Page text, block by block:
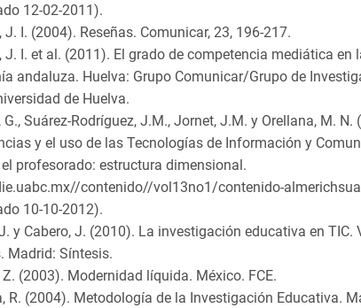
12-02-2011).
J. I. (2004). Reseñas. Comunicar, 23, 196-217.
J. I. et al. (2011). El grado de competencia mediática en
andaluza. Huelva: Grupo Comunicar/Grupo de
de Huelva.
G., Suárez-Rodríguez, J.M., Jornet, J.M. y Orellana, M. N.
y el uso de las Tecnologías de Información y
profesorado: estructura dimensional.
contenido//vol13no1/contenido-
10-10-2012).
y Cabero, J. (2010). La investigación educativa en TIC.
Madrid: Síntesis.
(2003). Modernidad líquida. México. FCE.
R. (2004). Metodología de la Investigación Educativa.